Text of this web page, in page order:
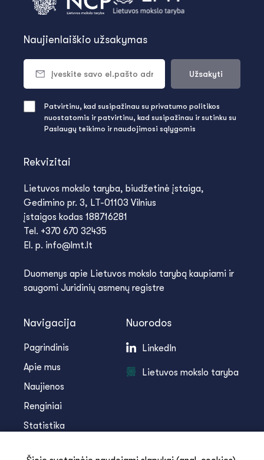
Rekvizitai
Lietuvos mokslo taryba, biudžetinė įstaiga,
Gedimino pr. 3, LT-01103 Vilnius
įstaigos kodas 188716281
Tel. +370 670 32435
El. p. info@lmt.lt
Duomenys apie Lietuvos mokslo tarybą kaupiami ir
saugomi Juridinių asmenų registre
Navigacija
Pagrindinis
Apie mus
Naujienos
Renginiai
Statistika
Nuorodos
LinkedIn
Lietuvos mokslo taryba
Naujienlaiškio užsakymas
Užsakyti
Patvirtinu, kad susipažinau su privatumo politikos
nuostatomis ir patvirtinu, kad susipažinau ir sutinku su
Paslaugų teikimo ir naudojimosi sąlygomis